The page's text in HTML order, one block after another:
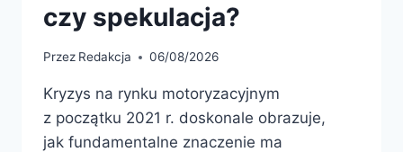
czy spekulacja?
Przez Redakcja 06/08/2026
Kryzys na rynku motoryzacyjnym
z początku 2021 r. doskonale obrazuje,
jak fundamentalne znaczenie ma